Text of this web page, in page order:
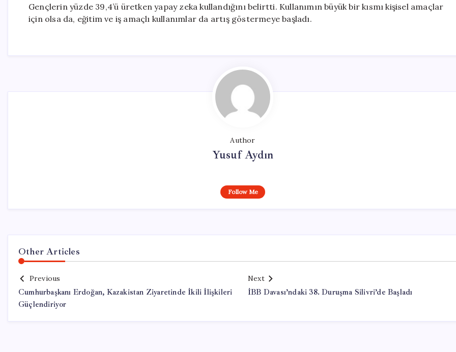
Gençlerin yüzde 39,4’ü üretken yapay zeka kullandığını belirtti. Kullanımın büyük bir kısmı kişisel amaçlar
için olsa da, eğitim ve iş amaçlı kullanımlar da artış göstermeye başladı.
Author
Yusuf Aydın
Follow Me
Other Articles
Previous
Cumhurbaşkanı Erdoğan, Kazakistan Ziyaretinde İkili İlişkileri
Güçlendiriyor
Next
İBB Davası’ndaki 38. Duruşma Silivri’de Başladı